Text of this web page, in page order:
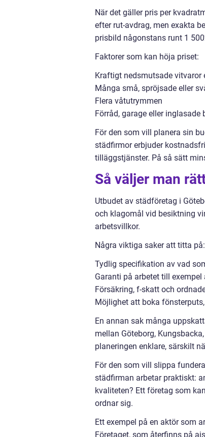
När det gäller pris per
efter rut-avdrag, men exakta
prisbild någonstans runt 1
Faktorer som kan höja priset:
Kraftigt nedsmutsade vitvaror
Många små, spröjsade eller
Flera våtutrymmen
Förråd, garage eller
För den som vill planera sin
städfirmor erbjuder
tilläggstjänster. På så sätt
Så väljer man
Utbudet av städföretag i
och klagomål vid besiktning
arbetsvillkor.
Några viktiga saker att titta på:
Tydlig specifikation av vad
Garanti på arbetet till
Försäkring, f-skatt och
Möjlighet att boka
En annan sak många
mellan Göteborg,
planeringen enklare, särskilt
För den som vill slippa
städfirman arbetar praktiskt:
kvaliteten? Ett företag som
ordnar sig.
Ett exempel på en aktör som
Företaget, som återfinns på